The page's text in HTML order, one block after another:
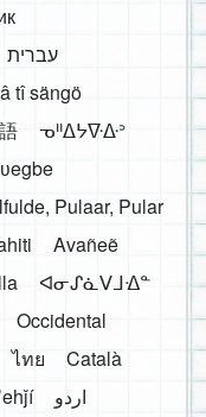
עברית
tî sängö
ᓀᐦᐃᔭᐍᐏᐣ
Pulaar, Pular
Avañeẽ
ᐊᓂᔑᓈᐯᒧᐎᓐ
Occidental
ไทย
Català
اردو